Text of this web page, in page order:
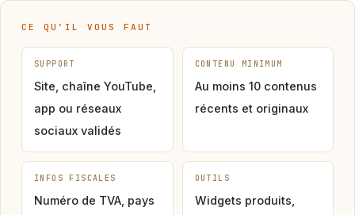
CE QU’IL VOUS FAUT
SUPPORT
Site, chaîne YouTube,
app ou réseaux
sociaux validés
CONTENU MINIMUM
Au moins 10 contenus
récents et originaux
INFOS FISCALES
Numéro de TVA, pays
OUTILS
Widgets produits,